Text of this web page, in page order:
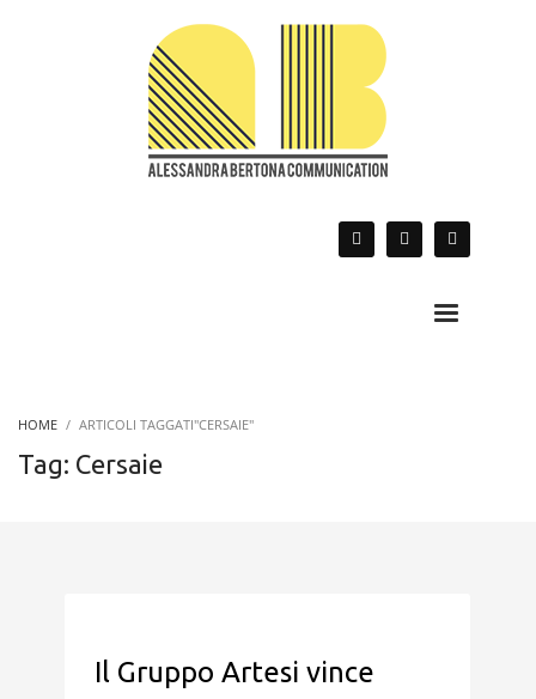
HOME ARTICOLI TAGGATI"CERSAIE"
Tag: Cersaie
Il Gruppo Artesi vince